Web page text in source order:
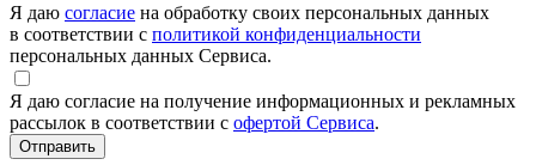
Я даю согласие на обработку своих персональных данных
в соответствии с политикой конфиденциальности
персональных данных Сервиса.
Я даю согласие на получение информационных и рекламных
рассылок в соответствии с офертой Сервиса.